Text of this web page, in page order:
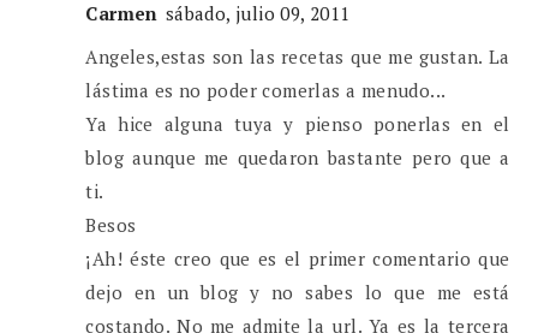
Carmen sábado, julio 09, 2011
Angeles,estas son las recetas que me gustan. La
lástima es no poder comerlas a menudo...
Ya hice alguna tuya y pienso ponerlas en el
blog aunque me quedaron bastante pero que a
ti.
Besos
¡Ah! éste creo que es el primer comentario que
dejo en un blog y no sabes lo que me está
costando. No me admite la url. Ya es la tercera